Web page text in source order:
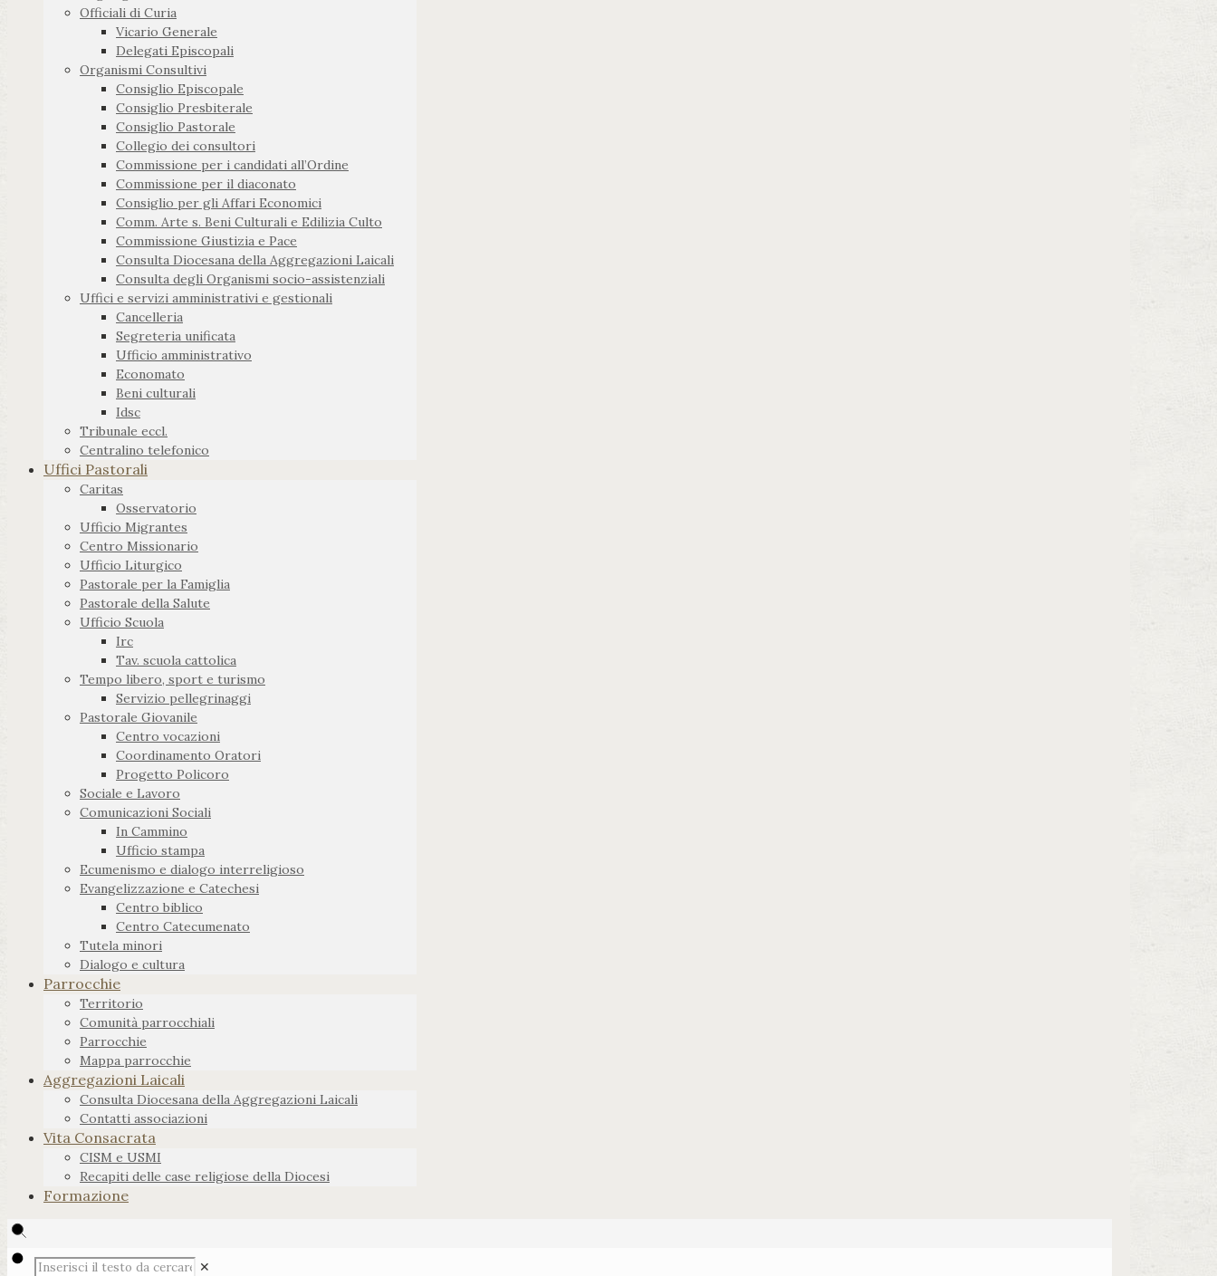
Officiali di Curia
Vicario Generale
Delegati Episcopali
Organismi Consultivi
Consiglio Episcopale
Consiglio Presbiterale
Consiglio Pastorale
Collegio dei consultori
Commissione per i candidati all’Ordine
Commissione per il diaconato
Consiglio per gli Affari Economici
Comm. Arte s. Beni Culturali e Edilizia Culto
Commissione Giustizia e Pace
Consulta Diocesana della Aggregazioni Laicali
Consulta degli Organismi socio-assistenziali
Uffici e servizi amministrativi e gestionali
Cancelleria
Segreteria unificata
Ufficio amministrativo
Economato
Beni culturali
Idsc
Tribunale eccl.
Centralino telefonico
Uffici Pastorali
Caritas
Osservatorio
Ufficio Migrantes
Centro Missionario
Ufficio Liturgico
Pastorale per la Famiglia
Pastorale della Salute
Ufficio Scuola
Irc
Tav. scuola cattolica
Tempo libero, sport e turismo
Servizio pellegrinaggi
Pastorale Giovanile
Centro vocazioni
Coordinamento Oratori
Progetto Policoro
Sociale e Lavoro
Comunicazioni Sociali
In Cammino
Ufficio stampa
Ecumenismo e dialogo interreligioso
Evangelizzazione e Catechesi
Centro biblico
Centro Catecumenato
Tutela minori
Dialogo e cultura
Parrocchie
Territorio
Comunità parrocchiali
Parrocchie
Mappa parrocchie
Aggregazioni Laicali
Consulta Diocesana della Aggregazioni Laicali
Contatti associazioni
Vita Consacrata
CISM e USMI
Recapiti delle case religiose della Diocesi
Formazione
✕